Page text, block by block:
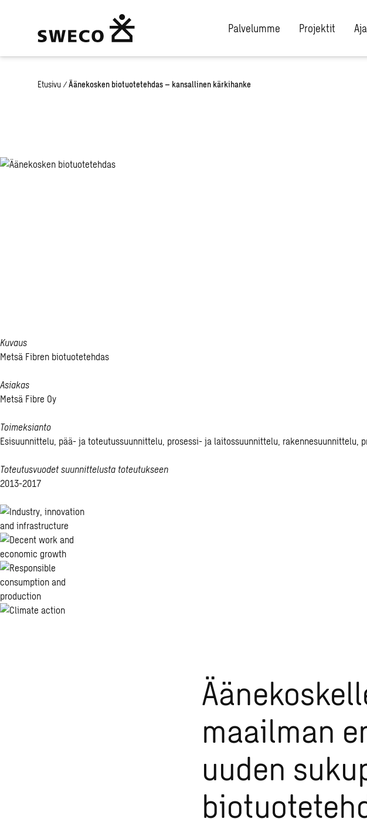
Palvelumme Projektit
Etusivu / Äänekosken biotuotetehdas – kansallinen kärkihanke
Kuvaus
Metsä Fibren biotuotetehdas
Asiakas
Metsä Fibre Oy
Toimeksianto
Esisuunnittelu, pää- ja toteutussuunnittelu, prosessi- ja laitossuunnittelu,
Toteutusvuodet suunnittelusta toteutukseen
2013-2017
maailman
uuden